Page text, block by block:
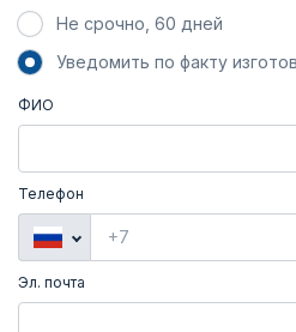
Не срочно, 60 дней
Уведомить по факту
ФИО
Телефон
Эл. почта